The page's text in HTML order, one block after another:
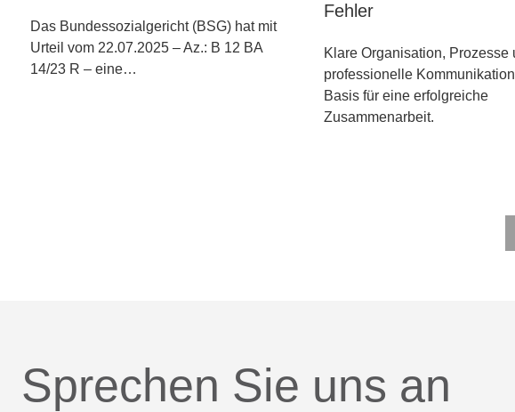
Das Bundessozialgericht (BSG) hat mit
Urteil vom 22.07.2025 – Az.: B 12 BA
14/23 R – eine…
Fehler
Klare Organisation, Prozesse
professionelle
Basis für eine erfolgreiche
Zusammenarbeit.
Sprechen Sie uns an